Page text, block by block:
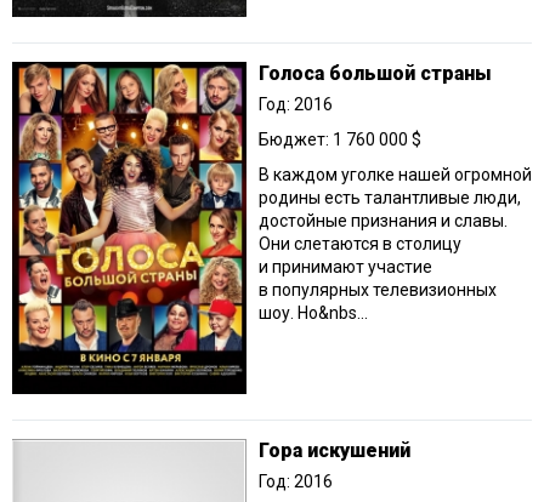
Голоса большой страны
Год: 2016
Бюджет: 1 760 000 $
В каждом уголке нашей огромной
родины есть талантливые люди,
достойные признания и славы.
Они слетаются в столицу
и принимают участие
в популярных телевизионных
шоу. Но&nbs...
Гора искушений
Год: 2016